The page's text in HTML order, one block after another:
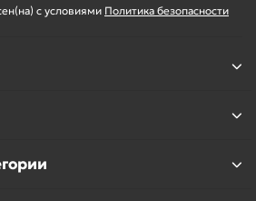
с условиями Политика безопасности